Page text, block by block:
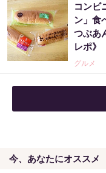
コンビ
ン」食
つぶあ
レポ》
グルメ
今、あなたにオススメ